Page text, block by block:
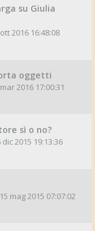
su Giulia
2016 16:48:08
oggetti
2016 17:00:31
sì o no?
dic 2015 19:13:36
15 mag 2015 07:07:02